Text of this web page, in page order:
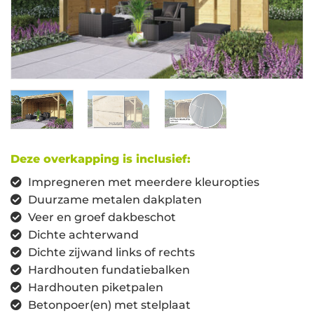
Deze overkapping is inclusief:
Impregneren met meerdere kleuropties
Duurzame metalen dakplaten
Veer en groef dakbeschot
Dichte achterwand
Dichte zijwand links of rechts
Hardhouten fundatiebalken
Hardhouten piketpalen
Betonpoer(en) met stelplaat